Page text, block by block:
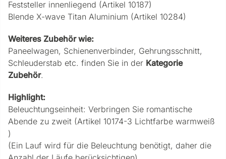
Feststeller innenliegend (Artikel 10187)
Blende X-wave Titan Aluminium (Artikel 10284)
Weiteres Zubehör wie:
Paneelwagen, Schienenverbinder, Gehrungsschnitt,
Schleuderstab etc. finden Sie in der Kategorie
Zubehör.
Highlight:
Beleuchtungseinheit: Verbringen Sie romantische
Abende zu zweit (Artikel 10174-3 Lichtfarbe warmweiß
)
(Ein Lauf wird für die Beleuchtung benötigt, daher die